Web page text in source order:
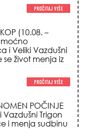
(10.08. –
moćno
i Veliki Vazdušni
se život menja iz
POČINJE
Vazdušni Trigon
i menja sudbinu